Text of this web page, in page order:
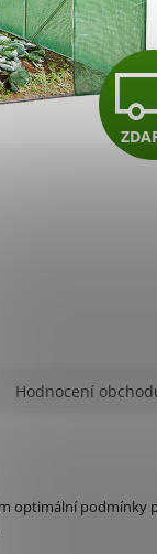
Hodnocení
optimální podmínky